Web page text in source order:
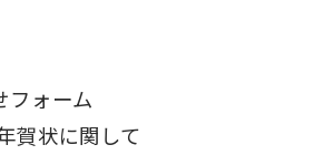
ォーム
賀状に関して